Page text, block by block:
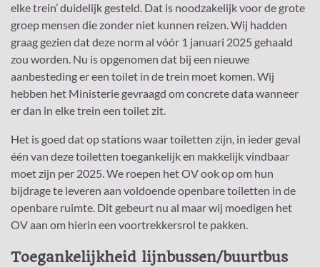
elke trein’ duidelijk gesteld. Dat is noodzakelijk voor de grote
groep mensen die zonder niet kunnen reizen. Wij hadden
graag gezien dat deze norm al vóór 1 januari 2025 gehaald
zou worden. Nu is opgenomen dat bij een nieuwe
aanbesteding er een toilet in de trein moet komen. Wij
hebben het Ministerie gevraagd om concrete data wanneer
er dan in elke trein een toilet zit.
Het is goed dat op stations waar toiletten zijn, in ieder geval
één van deze toiletten toegankelijk en makkelijk vindbaar
moet zijn per 2025. We roepen het OV ook op om hun
bijdrage te leveren aan voldoende openbare toiletten in de
openbare ruimte. Dit gebeurt nu al maar wij moedigen het
OV aan om hierin een voortrekkersrol te pakken.
Toegankelijkheid lijnbussen/buurtbus